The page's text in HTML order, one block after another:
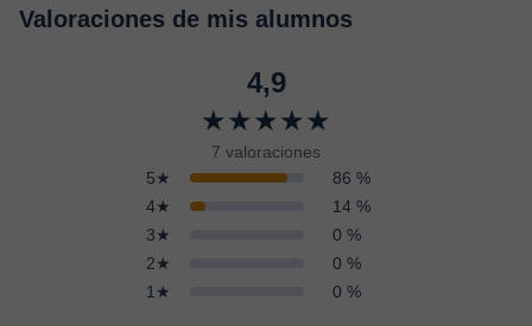
Valoraciones de mis alumnos
4,9
★★★★★
7 valoraciones
5★
86 %
4★
14 %
3★
0 %
2★
0 %
1★
0 %